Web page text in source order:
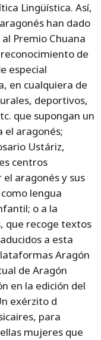
Lingüística. Así,
han dado
Premio Chuana
de
especial
en cualquiera de
deportivos,
que supongan un
el aragonés;
Ustáriz,
centros
aragonés y sus
lengua
o a la
que recoge textos
a esta
Aragón
de Aragón
en la edición del
exérzito d
para
mujeres que